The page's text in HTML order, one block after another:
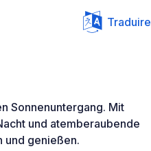
Traduire
Sonnenuntergang. Mit
und atemberaubende
und genießen.